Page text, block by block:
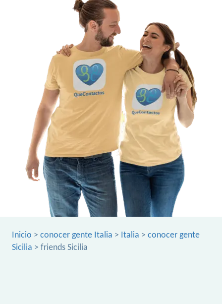
Inicio > conocer gente Italia > Italia > conocer gente
Sicilia > friends Sicilia